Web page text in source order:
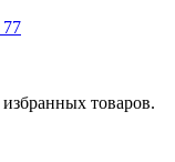
77
товаров.